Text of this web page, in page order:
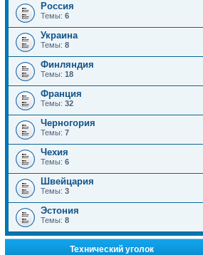
Россия
Темы: 6
Украина
Темы: 8
Финляндия
Темы: 18
Франция
Темы: 32
Черногория
Темы: 7
Чехия
Темы: 6
Швейцария
Темы: 3
Эстония
Темы: 8
Технический уголок